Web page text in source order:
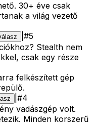
30+ éve csak
a világ vezető
#5
Stealth nem
csak egy része
felkészített gép
#4
vadászgép volt.
Minden korszerű